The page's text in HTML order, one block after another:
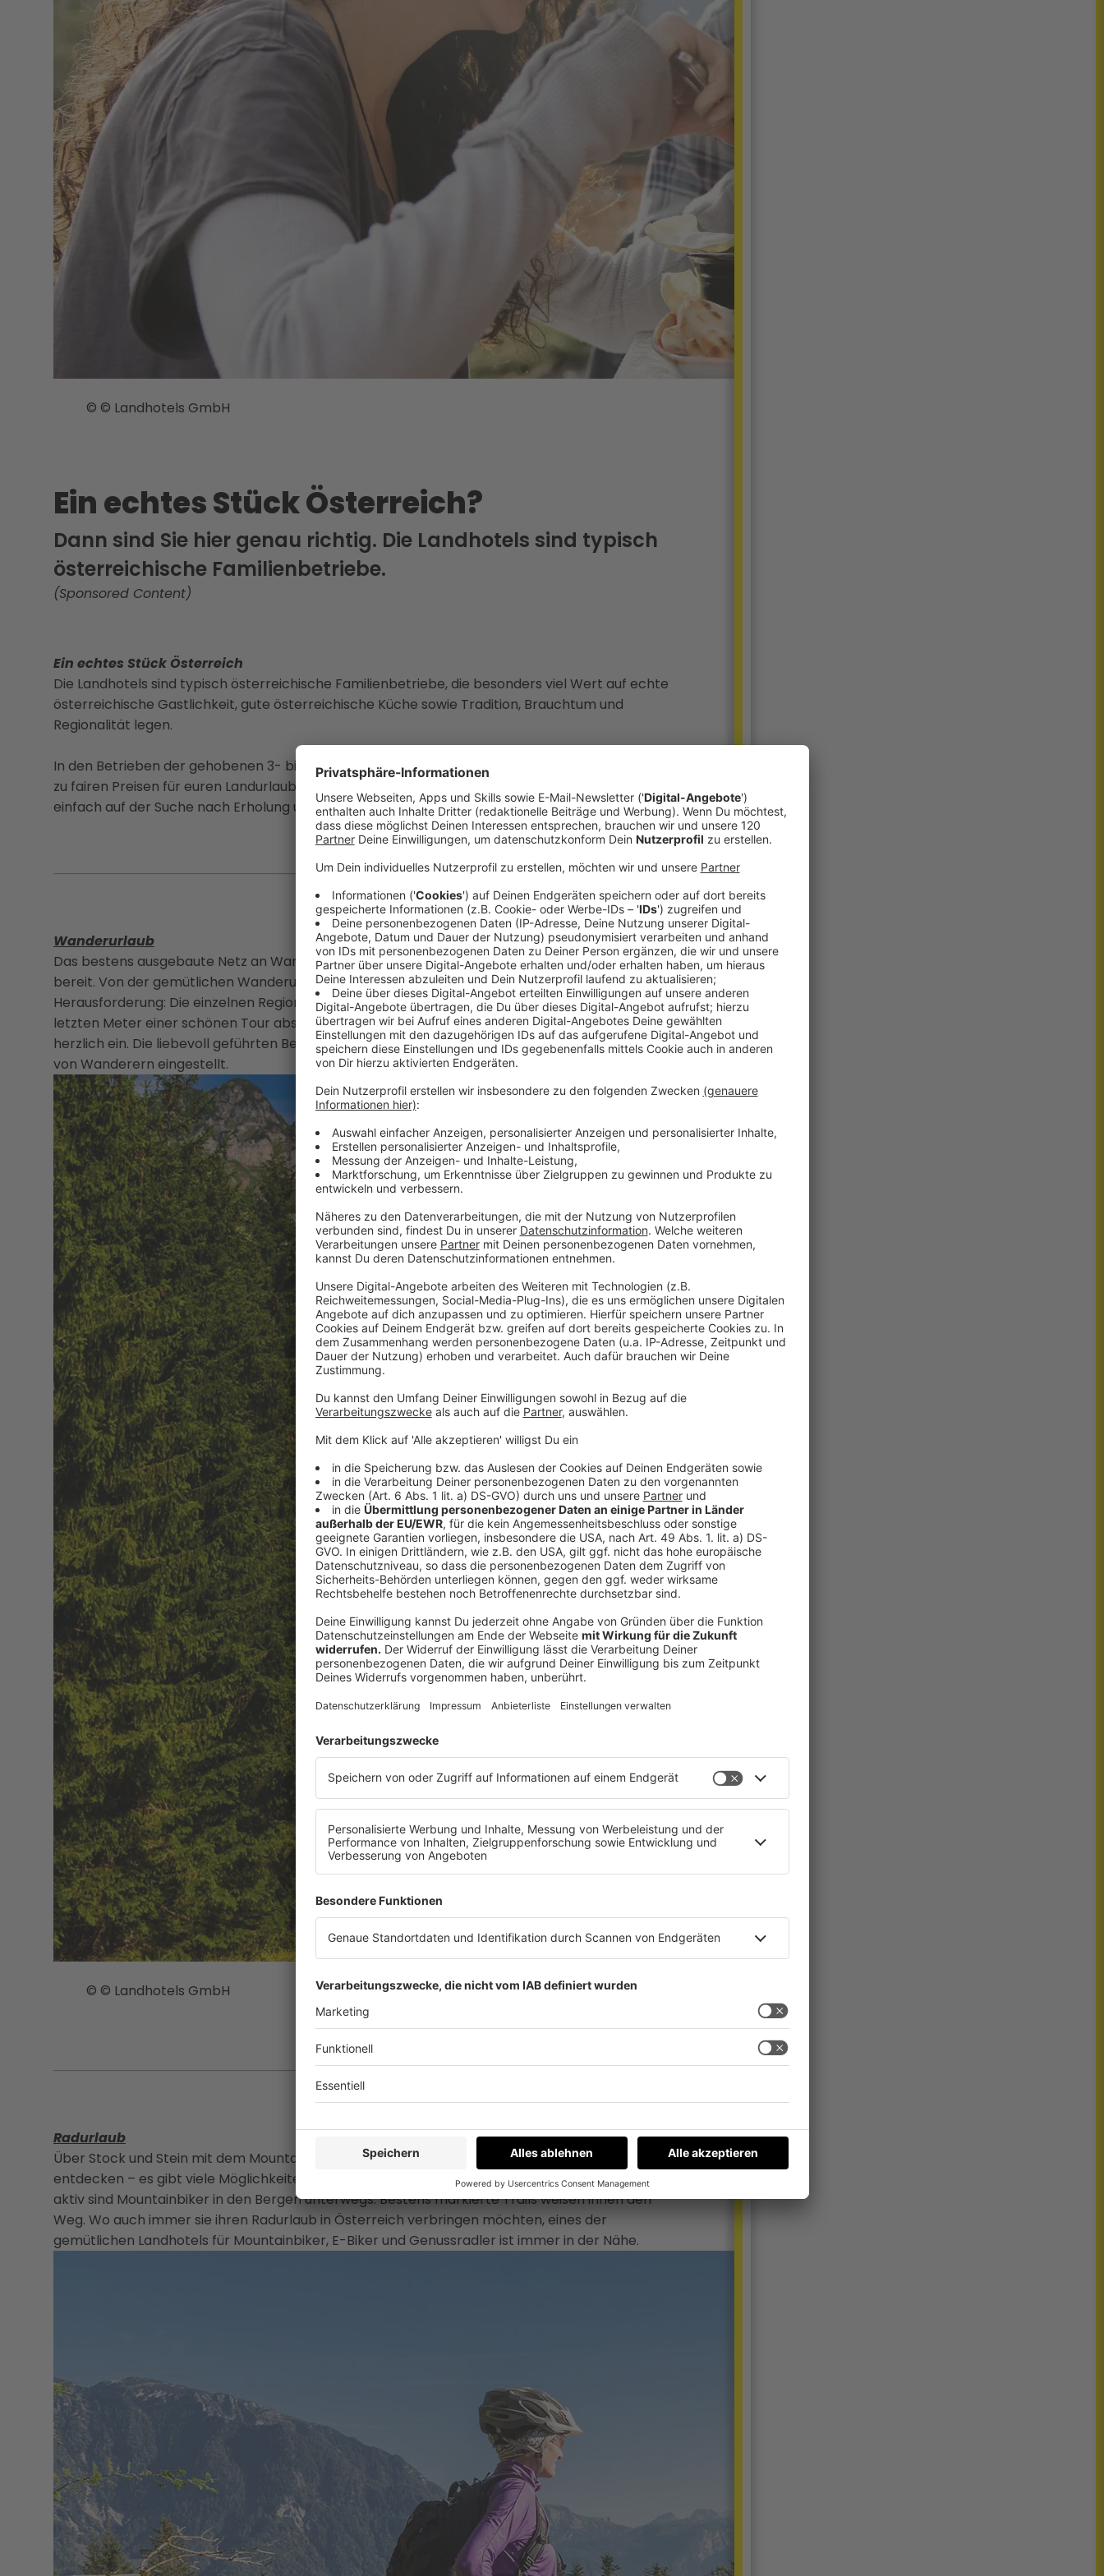
© © Landhotels GmbH
Ein echtes Stück Österreich?
Dann sind Sie hier genau richtig. Die Landhotels sind typisch
österreichische Familienbetriebe.
(Sponsored Content)
Ein echtes Stück Österreich
Die Landhotels sind typisch österreichische Familienbetriebe, die besonders viel Wert auf echte
österreichische Gastlichkeit, gute österreichische Küche sowie Tradition, Brauchtum und
Regionalität legen.
In den Betrieben der gehobenen 3- bis 4-Sterne-Kategorie findet ihr ein breites Urlaubsangebot
zu fairen Preisen für euren Landurlaub in Österreich. Ob sportlich aktiv, kulturell interessiert oder
einfach auf der Suche nach Erholung und Ruhe - es ist für jeden das Richtige dabei.
Wanderurlaub
Das bestens ausgebaute Netz an Wanderwegen hält für jeden Geschmack die passende Tour
bereit. Von der gemütlichen Wanderung über die erlebnisreiche Route bis zur sportlichen
Herausforderung: Die einzelnen Regionen warten nur darauf, erkundet zu werden. Sind dann die
letzten Meter einer schönen Tour absolviert, laden die behaglichen Landhotels zum Relaxen
herzlich ein. Die liebevoll geführten Betriebe haben sich speziell auf die Wünsche und Anliegen
von Wanderern eingestellt.
© © Landhotels GmbH
Radurlaub
Über Stock und Stein mit dem Mountainbike oder ganz entspannt Land und Leute auf dem Rad
entdecken – es gibt viele Möglichkeiten, einen Radurlaub in Österreich zu genießen. Sportlich
aktiv sind Mountainbiker in den Bergen unterwegs. Bestens markierte Trails weisen ihnen den
Weg. Wo auch immer sie ihren Radurlaub in Österreich verbringen möchten, eines der
gemütlichen Landhotels für Mountainbiker, E-Biker und Genussradler ist immer in der Nähe.